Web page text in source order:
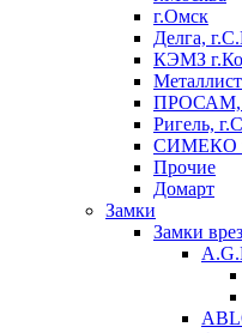
г.Омск
Делга,
КЭМЗ
ПРОСАМ,
Ригель,
СИМЕКО
Прочие
Домарт
Замки
Замки